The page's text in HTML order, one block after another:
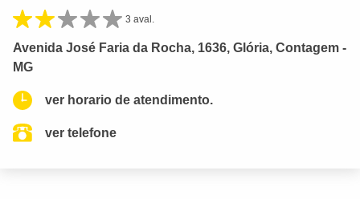
3 aval.
Avenida José Faria da Rocha, 1636, Glória, Contagem -
MG
ver horario de atendimento.
ver telefone